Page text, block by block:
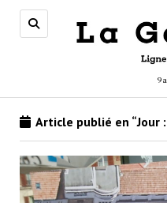
9
Article publié en “Jour :